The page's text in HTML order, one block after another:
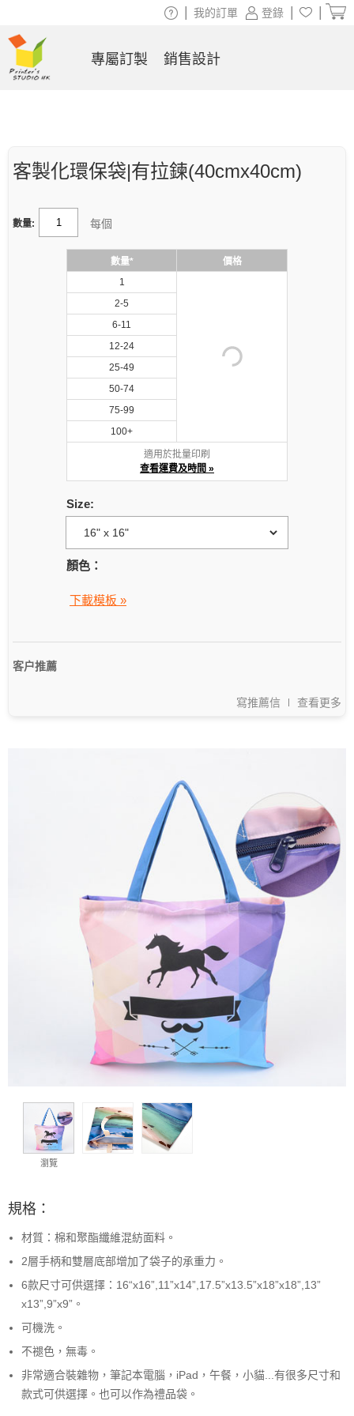
客製化環保袋|有拉鍊(40cmx40cm)
數量: 每個
數量*
價格
1
2-5
6-11
12-24
25-49
50-74
75-99
100+
適用於批量印刷
查看運費及時間 »
Size:
顏色：
下載模板 »
客户推薦
寫推薦信 查看更多
瀏覽
規格：
材質：棉和聚酯纖維混紡面料。
2層手柄和雙層底部增加了袋子的承重力。
6款尺寸可供選擇：16“x16”,11”x14”,17.5”x13.5”x18”x18”,13”
x13”,9”x9”。
可機洗。
不褪色，無毒。
非常適合裝雜物，筆記本電腦，iPad，午餐，小貓...有很多尺寸和
款式可供選擇。也可以作為禮品袋。
登錄
我的訂單
專屬訂製 銷售設計